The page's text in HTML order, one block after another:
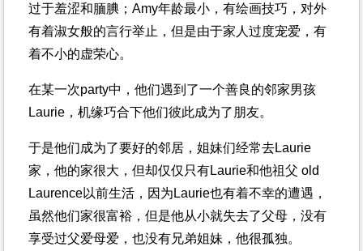
过于羞涩和腼腆；Amy年龄最小，有绘画技巧，对外
有着淑女般的言行举止，但是由于家人过度宠爱，有
着不小的虚荣心。
在某一次party中，他们遇到了一个善良的邻家男孩
Laurie，机缘巧合下他们彼此成为了朋友。
于是他们成为了要好的邻居，姐妹们经常去Laurie
家，他的家很大，但却仅仅只有Laurie和他祖父 old
Laurence以前生活，因为Laurie也有着不幸的遭遇，
虽然他们家很富裕，但是他从小就失去了父母，没有
享受过父爱母爱，也没有兄弟姐妹，他很孤独。